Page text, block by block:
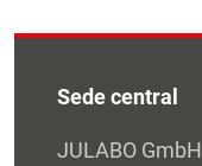
Sede central
JULABO GmbH